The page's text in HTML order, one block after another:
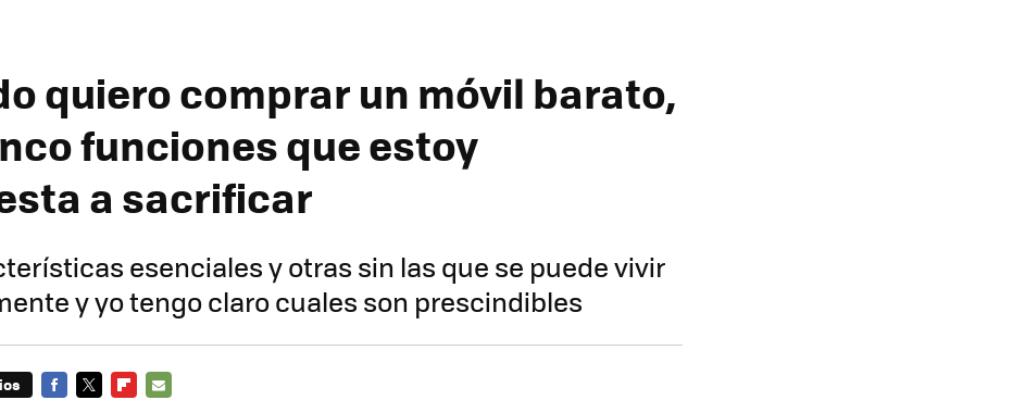
quiero comprar un móvil barato,
funciones que estoy
a sacrificar
esenciales y otras sin las que se puede vivir
y yo tengo claro cuales son prescindibles